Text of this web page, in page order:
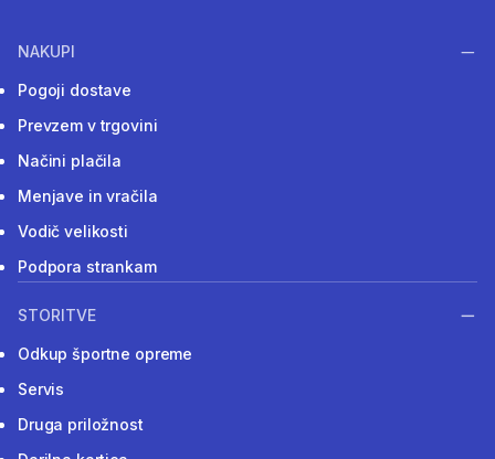
NAKUPI
Pogoji dostave
Prevzem v trgovini
Načini plačila
Menjave in vračila
Vodič velikosti
Podpora strankam
STORITVE
Odkup športne opreme
Servis
Druga priložnost